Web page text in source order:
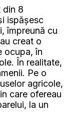
din 8
ispășesc
împreună cu
creat o
ocupa, în
În realitate,
Pe o
agricole,
care ofereau
la un